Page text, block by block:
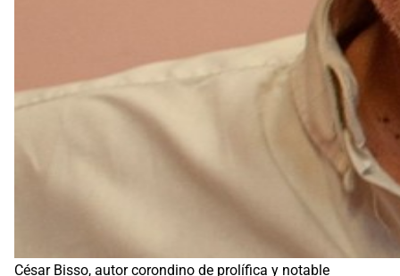
César Bisso, autor corondino de prolífica y notable